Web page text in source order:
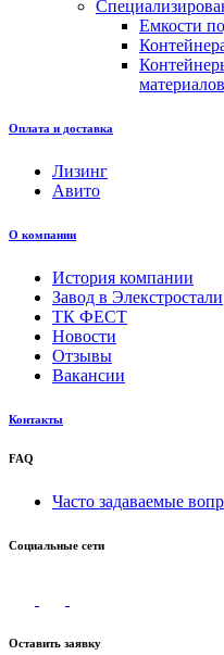
Емкости
материалов
Оплата и доставка
Лизинг
Авито
О компании
История компании
Завод в Элекстростали
ТК ФЕСТ
Новости
Отзывы
Вакансии
Контакты
FAQ
Часто задаваемые
Социальные сети
Оставить заявку